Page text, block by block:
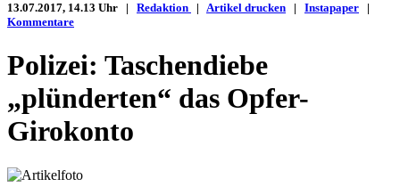
13.07.2017, 14.13 Uhr | Redaktion | Artikel drucken | Instapaper |
Kommentare
Polizei: Taschendiebe
„plünderten“ das Opfer-
Girokonto